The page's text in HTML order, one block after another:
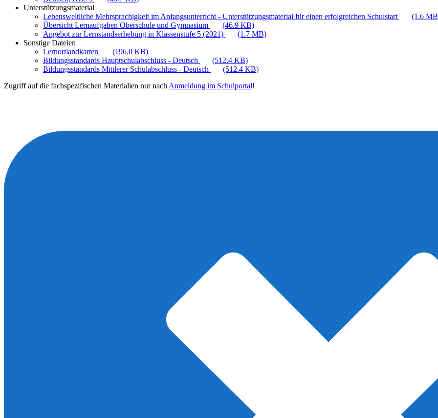
Unterstützungsmaterial
Lebensweltliche Mehrsprachigkeit im Anfangsunterricht - Unterstützungsmaterial für einen erfolgreichen Schulstart
(1.6
Übersicht Lernaufgaben Oberschule und Gymnasium
(46.9 KB)
Angebot zur Lernstandserhebung in Klassenstufe 5 (2021)
(1.7 MB)
Sonstige Dateien
Lernortlandkarten
(196.0 KB)
Bildungsstandards Hauptschulabschluss - Deutsch
(512.4 KB)
Bildungsstandards Mittlerer Schulabschluss - Deutsch
(512.4 KB)
Zugriff auf die fachspezifischen Materialien nur nach Anmeldung im Schulportal!